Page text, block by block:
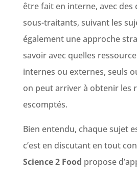
être fait en interne, avec des
sous-traitants, suivant les
également une approche
savoir avec quelles
internes ou externes, seuls
on peut arriver à obtenir les
escomptés.
Bien entendu, chaque sujet
c’est en discutant en tout
Science 2 Food propose